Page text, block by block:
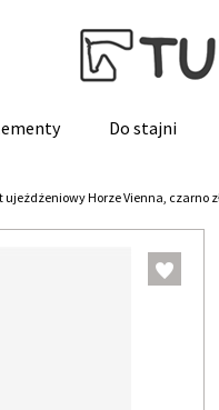
Do stajni
ujeżdżeniowy Horze Vienna, czarno